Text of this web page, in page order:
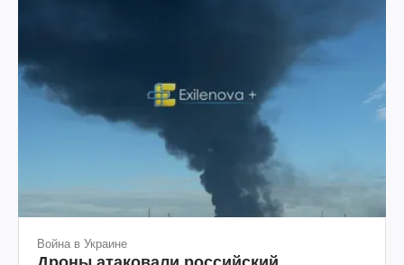
Война в Украине